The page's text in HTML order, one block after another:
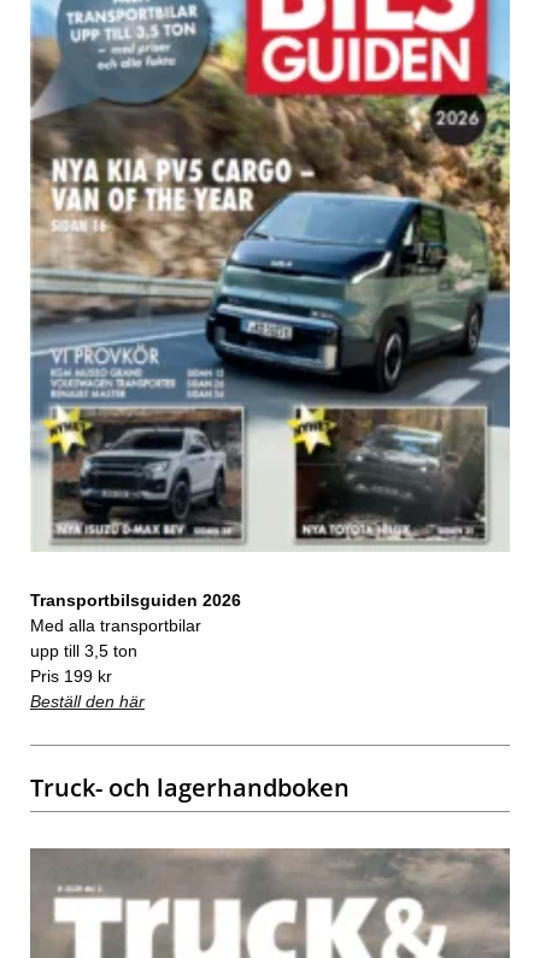
Transportbilsguiden 2026
Med alla transportbilar
upp till 3,5 ton
Pris 199 kr
Beställ den här
Truck- och lagerhandboken